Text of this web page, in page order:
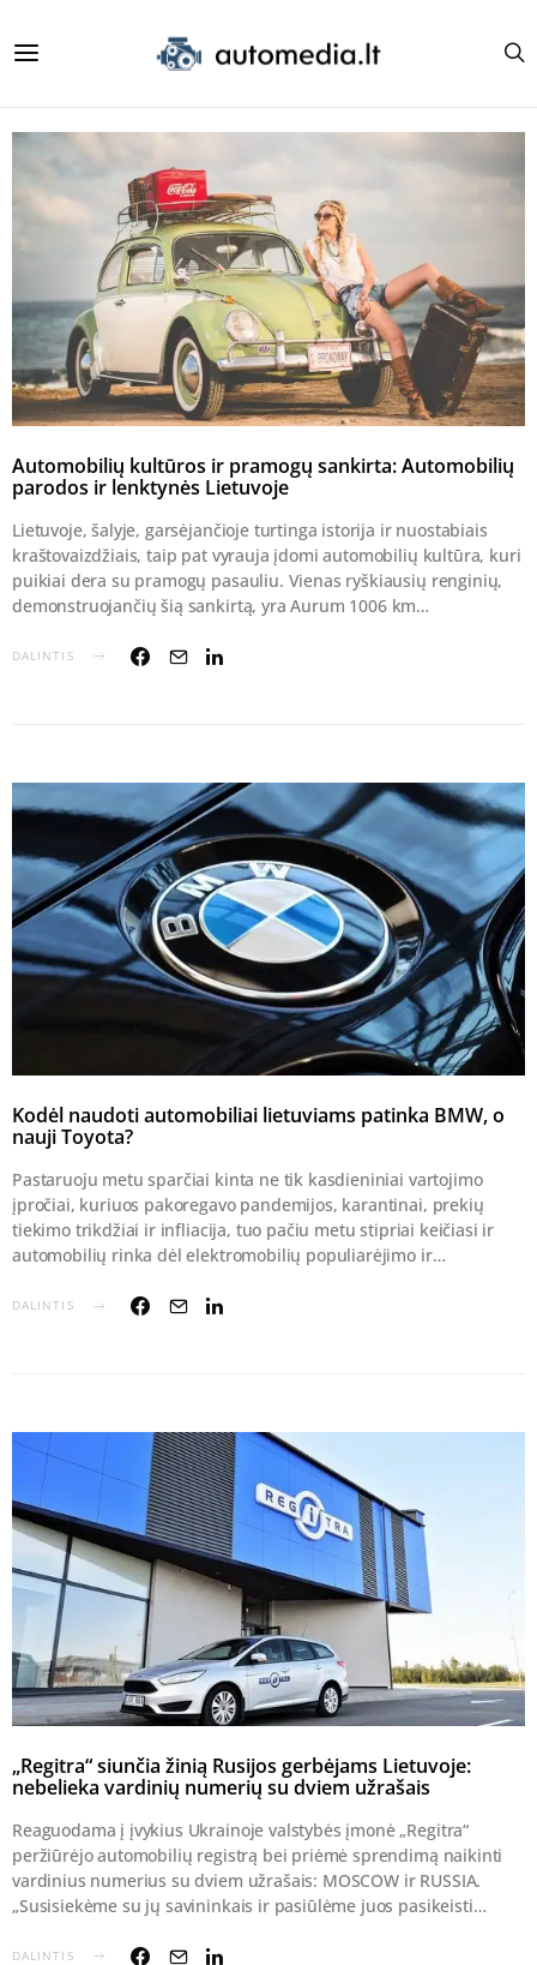
Automobilių kultūros ir pramogų sankirta: Automobilių
parodos ir lenktynės Lietuvoje
Lietuvoje, šalyje, garsėjančioje turtinga istorija ir nuostabiais
kraštovaizdžiais, taip pat vyrauja įdomi automobilių kultūra, kuri
puikiai dera su pramogų pasauliu. Vienas ryškiausių renginių,
demonstruojančių šią sankirtą, yra Aurum 1006 km…
DALINTIS
Kodėl naudoti automobiliai lietuviams patinka BMW, o
nauji Toyota?
Pastaruoju metu sparčiai kinta ne tik kasdieniniai vartojimo
įpročiai, kuriuos pakoregavo pandemijos, karantinai, prekių
tiekimo trikdžiai ir infliacija, tuo pačiu metu stipriai keičiasi ir
automobilių rinka dėl elektromobilių populiarėjimo ir…
DALINTIS
„Regitra“ siunčia žinią Rusijos gerbėjams Lietuvoje:
nebelieka vardinių numerių su dviem užrašais
Reaguodama į įvykius Ukrainoje valstybės įmonė „Regitra“
peržiūrėjo automobilių registrą bei priėmė sprendimą naikinti
vardinius numerius su dviem užrašais: MOSCOW ir RUSSIA.
„Susisiekėme su jų savininkais ir pasiūlėme juos pasikeisti…
DALINTIS